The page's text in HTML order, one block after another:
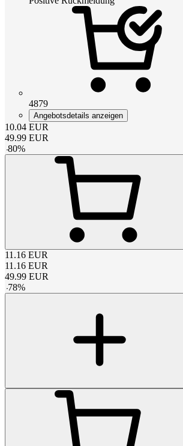
4879
Angebotsdetails anzeigen
10.04 EUR
49.99 EUR
-80%
11.16 EUR
11.16 EUR
49.99 EUR
-78%